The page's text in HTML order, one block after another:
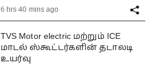
6 hrs 40 mins ago
TVS Motor electric மற்றும் ICE
மாடல் ஸ்கூட்டர்களின் தடாலடி
உயர்வு